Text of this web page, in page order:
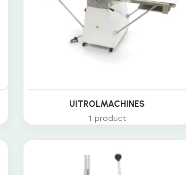
UITROLMACHINES
1 product